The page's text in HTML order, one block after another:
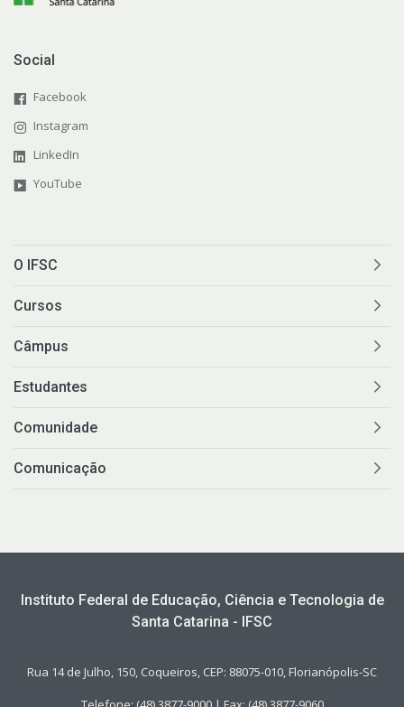
Social
Facebook
Instagram
LinkedIn
YouTube
O IFSC
Cursos
Câmpus
Estudantes
Comunidade
Comunicação
Instituto Federal de Educação, Ciência e Tecnologia de
Santa Catarina - IFSC
Rua 14 de Julho, 150, Coqueiros, CEP: 88075-010, Florianópolis-SC